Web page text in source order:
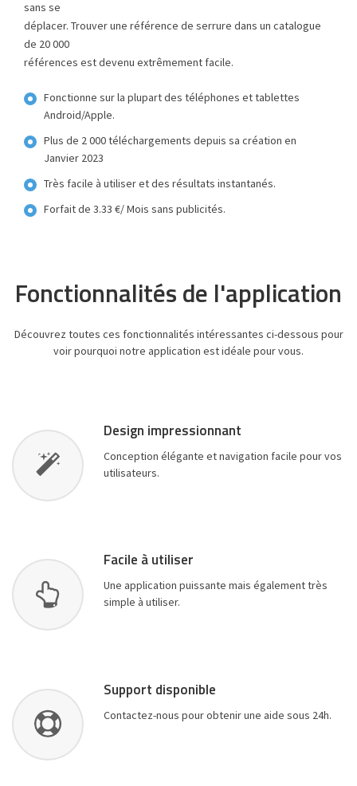
sans se
déplacer. Trouver une référence de serrure dans un catalogue
de 20 000
références est devenu extrêmement facile.
Fonctionne sur la plupart des téléphones et tablettes
Android/Apple.
Plus de 2 000 téléchargements depuis sa création en
Janvier 2023
Très facile à utiliser et des résultats instantanés.
Forfait de 3.33 €/ Mois sans publicités.
Fonctionnalités de l'application
Découvrez toutes ces fonctionnalités intéressantes ci-dessous pour
voir pourquoi notre application est idéale pour vous.
Design impressionnant
Conception élégante et navigation facile pour vos
utilisateurs.
Facile à utiliser
Une application puissante mais également très
simple à utiliser.
Support disponible
Contactez-nous pour obtenir une aide sous 24h.